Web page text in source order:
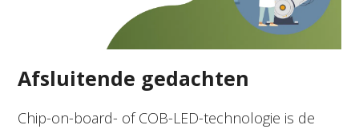
Afsluitende gedachten
Chip-on-board- of COB-LED-technologie is de